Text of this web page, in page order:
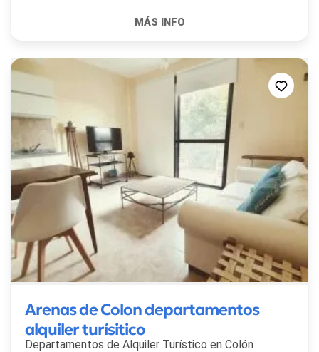
Arenas de Colon departamentos
alquiler turísitico
Departamentos de Alquiler Turístico en Colón